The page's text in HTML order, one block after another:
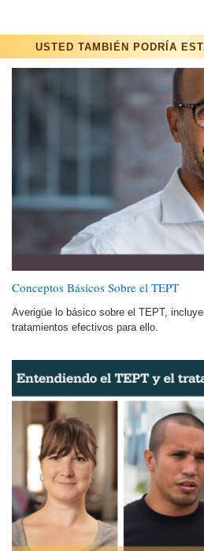
USTED TAMBIÉN PODRÍA
Conceptos Básicos Sobre el TEPT
Averigüe lo básico sobre el TEPT,
tratamientos efectivos para ello.